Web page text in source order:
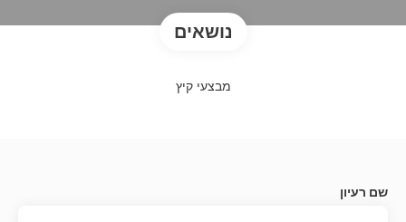
נושאים
מבצעי קיץ
שם רעיון